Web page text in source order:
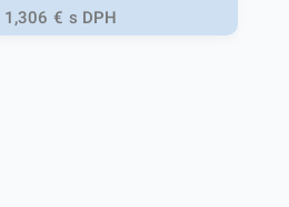
činnostiach vo vašej domácnosti.
Gumičky sú vhodné do tých
1,306 € s DPH